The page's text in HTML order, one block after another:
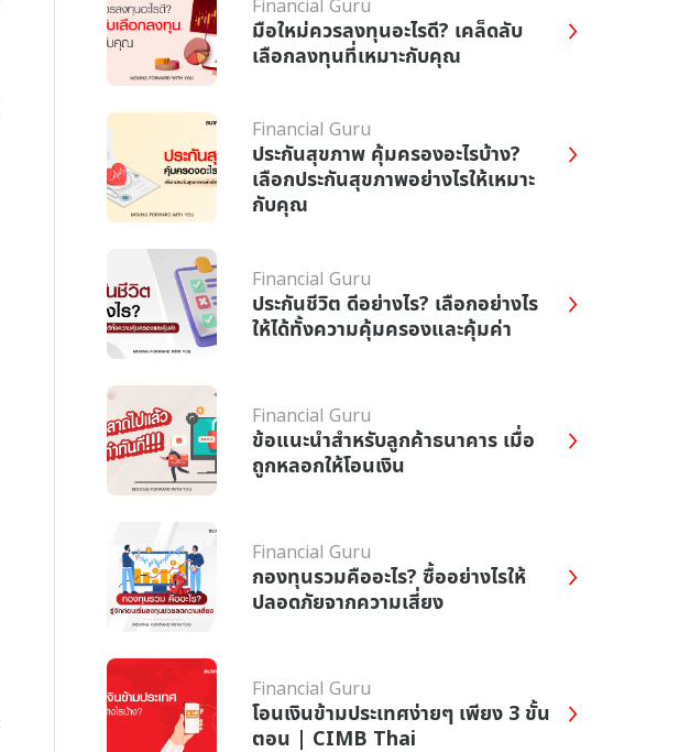
Financial Guru
มือใหม่ควรลงทุนอะไรดี? เคล็ดลับ
เลือกลงทุนที่เหมาะกับคุณ
Financial Guru
ประกันสุขภาพ คุ้มครองอะไรบ้าง?
เลือกประกันสุขภาพอย่างไรให้เหมาะ
กับคุณ
Financial Guru
ประกันชีวิต ดีอย่างไร? เลือกอย่างไร
ให้ได้ทั้งความคุ้มครองและคุ้มค่า
Financial Guru
ข้อแนะนำสำหรับลูกค้าธนาคาร เมื่อ
ถูกหลอกให้โอนเงิน
Financial Guru
กองทุนรวมคืออะไร? ซื้ออย่างไรให้
ปลอดภัยจากความเสี่ยง
Financial Guru
โอนเงินข้ามประเทศง่ายๆ เพียง 3 ขั้น
ตอน | CIMB Thai